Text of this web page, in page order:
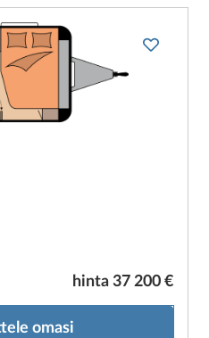
hinta 37 200 €
omasi